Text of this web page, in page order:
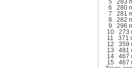
5 283
6 280
7 281
8 282
9 296
10 273
11 371
12 359
13 481
14 467
15 467